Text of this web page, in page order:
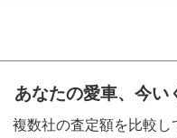
あなたの愛車、今い
複数社の査定額を比較